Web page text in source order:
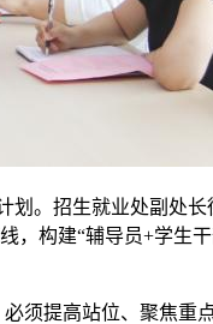
。招生就业处副处长
，构建“辅导员+学生
须提高站位、聚焦重